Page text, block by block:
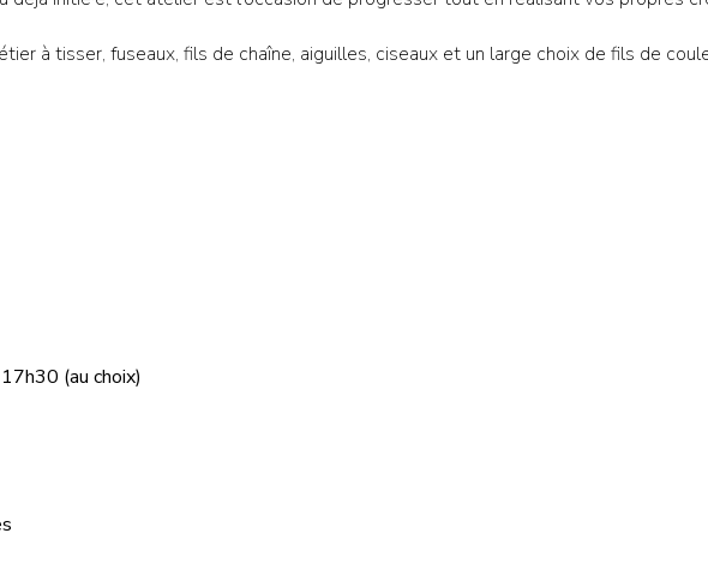
à tisser, fuseaux, fils de chaîne, aiguilles, ciseaux et un large choix de fils de
(au choix)